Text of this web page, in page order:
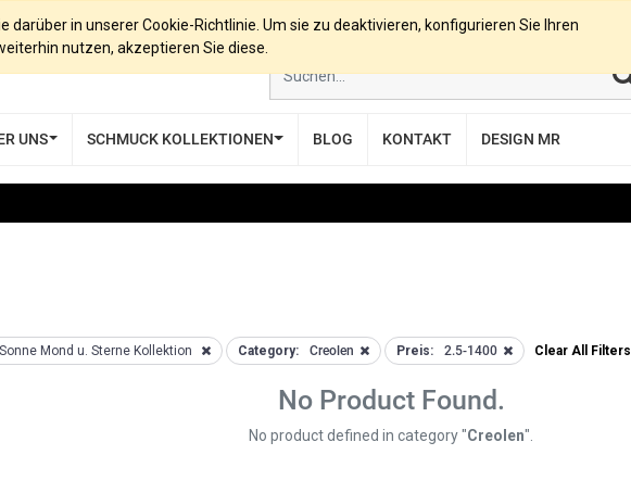
darüber in unserer Cookie-Richtlinie. Um sie zu deaktivieren, konfigurieren Sie Ihren
nutzen, akzeptieren Sie diese.
UNS SCHMUCK KOLLEKTIONEN BLOG KONTAKT DESIGN MR
Sonne Mond u. Sterne Kollektion Category: Creolen Preis: 2.5-1400 Clear All Filters
No Product Found.
No product defined in category "Creolen".